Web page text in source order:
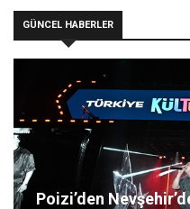
GÜNCEL HABERLER
Poizi’den